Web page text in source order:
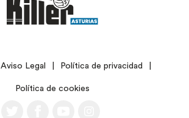
Aviso Legal Política de privacidad
Política de cookies